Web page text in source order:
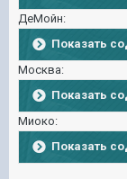
ДеМойн:
Показать
Москва:
Показать
Миоко:
Показать